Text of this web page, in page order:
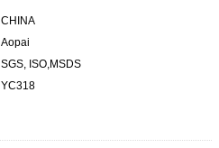
CHINA
Aopai
SGS, ISO,MSDS
YC318